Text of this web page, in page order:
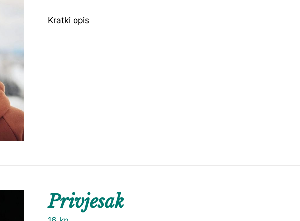
Kratki opis
Privjesak